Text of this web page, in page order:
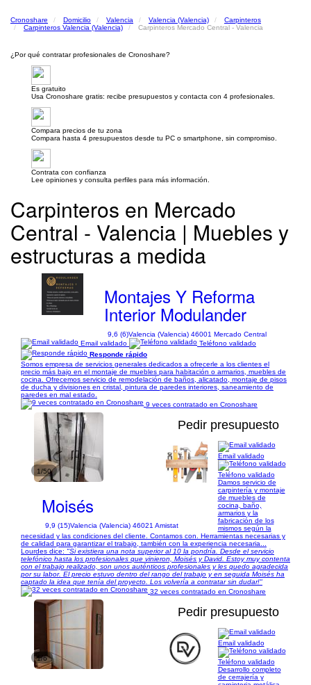
Cronoshare Domicilio Valencia Valencia (Valencia)
Carpinteros
Carpinteros Valencia (Valencia)
Carpinteros Mercado Central - Valencia
¿Por qué contratar profesionales de Cronoshare?
Es gratuito
Usa Cronoshare gratis: recibe presupuestos y contacta con 4 profesionales.
Compara precios de tu zona
Compara hasta 4 presupuestos desde tu PC o smartphone, sin compromiso.
Contrata con confianza
Lee opiniones y consulta perfiles para más información.
Carpinteros en Mercado
Central - Valencia | Muebles y
estructuras a medida
Montajes Y Reforma
Interior Modulander
9,6 (6)Valencia (Valencia) 46001 Mercado Central
Email validado
Teléfono validado
Responde rápido
Somos empresa de servicios generales dedicados a ofrecerle a los clientes el
precio más bajo en el montaje de muebles para habitación o armarios, muebles de
cocina. Ofrecemos servicio de remodelación de baños, alicatado, montaje de pisos
de ducha y divisiones en cristal, pintura de paredes interiores, saneamiento de
paredes en mal estado.
9 veces contratado en Cronoshare
1/50
Pedir presupuesto
Moisés
9,9 (15)Valencia (Valencia) 46021 Amistat
Email validado
Teléfono validado
Damos servicio de
carpintería y montaje
de muebles de
cocina, baño,
armarios y la
fabricación de los
mismos según la
necesidad y las condiciones del cliente. Contamos con. Herramientas necesarias y
de calidad para garantizar el trabajo, también con la experiencia necesaria...
Lourdes dice: "Si existiera una nota superior al 10 la pondría. Desde el servicio
telefónico hasta los profesionales que vinieron, Moisés y David. Estoy muy contenta
con el trabajo realizado, son unos auténticos profesionales y les quedo agradecida
por su labor. El precio estuvo dentro del rango del trabajo y en seguida Moisés ha
captado la idea que tenía del proyecto. Los volvería a contratar sin dudar!"
32 veces contratado en Cronoshare
1/6
Pedir presupuesto
Email validado
Teléfono validado
Desarrollo completo
de cerrajería y